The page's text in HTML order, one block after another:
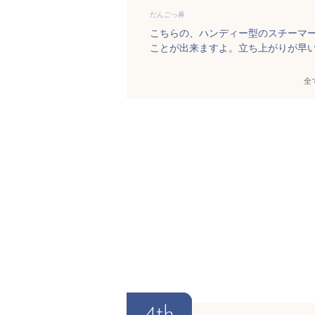
だんごっ鼻
こちらの、ハンディー型のスチーマ
ことが出来ますよ。立ち上がりが早
全